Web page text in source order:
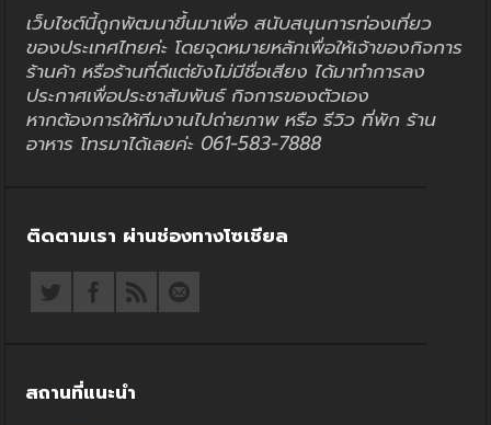
เว็บไซต์นี้ถูกพัฒนาขึ้นมาเพื่อ สนับสนุนการท่องเที่ยว
ของประเทศไทยค่ะ โดยจุดหมายหลักเพื่อให้เจ้าของกิจการ
ร้านค้า หรือร้านที่ดีแต่ยังไม่มีชื่อเสียง ได้มาทำการลง
ประกาศเพื่อประชาสัมพันธ์ กิจการของตัวเอง
หากต้องการให้ทีมงานไปถ่ายภาพ หรือ รีวิว ที่พัก ร้าน
อาหาร โทรมาได้เลยค่ะ 061-583-7888
ติดตามเรา ผ่านช่องทางโซเชียล
สถานที่แนะนำ